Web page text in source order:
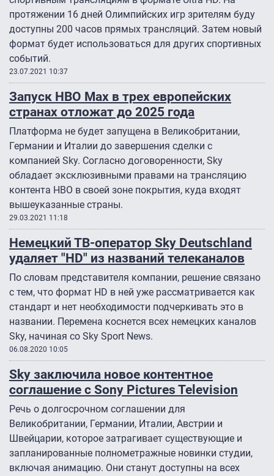
протяжении 16 дней Олимпийских игр зрителям буду
доступны 200 часов прямых трансляций. Затем новый
формат будет использоваться для других спортивных
событий.
23.07.2021 10:37
Запуск HBO Max в трех европейских
странах отложат до 2025 года
Платформа не будет запущена в Великобритании,
Германии и Италии до завершения сделки с
компанией Sky. Согласно договоренности, Sky
обладает эксклюзивными правами на трансляцию
контента HBO в своей зоне покрытия, куда входят
вышеуказанные страны.
29.03.2021 11:18
Немецкий ТВ-оператор Sky Deutschland
удаляет "HD" из названий телеканалов
По словам представителя компании, решение связано
с тем, что формат HD в ней уже рассматривается как
стандарт и нет необходимости подчеркивать это в
названии. Перемена коснется всех немецких каналов
Sky, начиная со Sky Sport News.
06.08.2020 10:05
Sky заключила новое контентное
соглашение с Sony Pictures Television
Речь о долгосрочном соглашении для
Великобритании, Германии, Италии, Австрии и
Швейцарии, которое затрагивает существующие и
запланированные полнометражные новинки студии,
включая анимацию. Они станут доступны на всех